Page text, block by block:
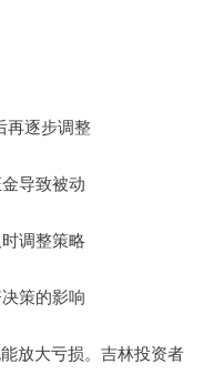
再逐步调整
导致被动
调整策略
策的影响
放大亏损。吉林投资者